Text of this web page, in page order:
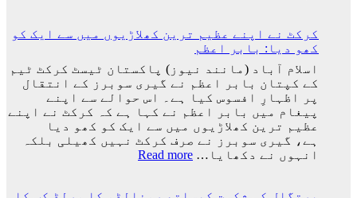
واپس
کیوں
گئے؟
وجہ
سامنے
آ
گئی
کا
بند
ہوا،
جو
اچھا
کھیلے
گا
وہ
ٹیم
ہوگا:
کرکٹ نے اپنے عظیم ترین کھلاڑیوں میں سے ایک کو
کھو دیا: بابر اعظم
اسلام آباد (مانند نیوز) پاکستان ٹیسٹ کرکٹ ٹیم
کے کپتان بابر اعظم نے گیری سوبرز کے انتقال
پر اظہارِ افسوس کیا ہے۔ اس حوالے سے اپنے
پیغام میں بابر اعظم نے کہا ہے کہ کرکٹ نے اپنے
عظیم ترین کھلاڑیوں میں سے ایک کو کھو دیا
ہے، گیری سوبرز نے صرف کرکٹ نہیں کھیلی بلکہ
انہوں نے دکھایا… Read more
: